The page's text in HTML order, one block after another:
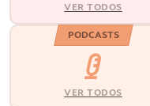
VER TODOS
PODCASTS
VER TODOS